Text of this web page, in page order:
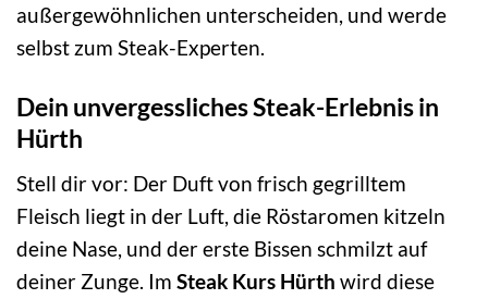
außergewöhnlichen unterscheiden, und werde
selbst zum Steak-Experten.
Dein unvergessliches Steak-Erlebnis in
Hürth
Stell dir vor: Der Duft von frisch gegrilltem
Fleisch liegt in der Luft, die Röstaromen kitzeln
deine Nase, und der erste Bissen schmilzt auf
deiner Zunge. Im Steak Kurs Hürth wird diese